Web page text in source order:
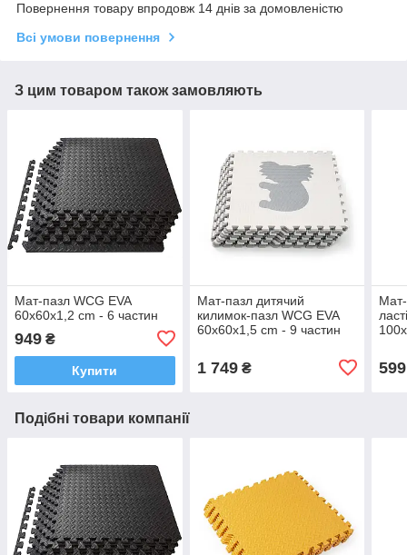
Повернення товару впродовж 14 днів за домовленістю
Всі умови повернення
З цим товаром також замовляють
Мат-пазл WCG EVA
60х60х1,2 cm - 6 частин
949 ₴
Купити
Мат-пазл дитячий
килимок-пазл WCG EVA
60х60х1,5 cm - 9 частин
1 749₴ 599
Подібні товари компанії